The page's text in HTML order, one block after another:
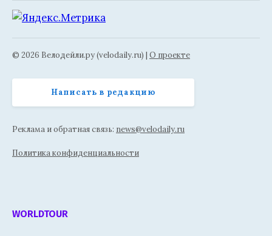
© 2026 Велодейли.ру (velodaily.ru) | О проекте
Написать в редакцию
Реклама и обратная связь: news@velodaily.ru
Политика конфиденциальности
WORLDTOUR